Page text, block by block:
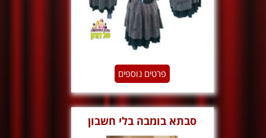
פרטים נוספים
סבתא בומבה בלי חשבון